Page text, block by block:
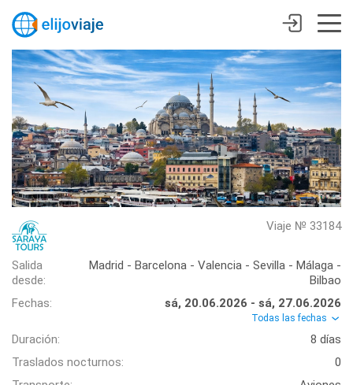
Viaje № 33184
Salida
desde:
Madrid - Barcelona - Valencia - Sevilla - Málaga -
Bilbao
Fechas:
sá, 20.06.2026 - sá, 27.06.2026
Todas las fechas
Duración:
8 días
Traslados nocturnos:
0